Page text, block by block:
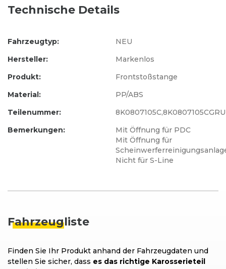
Technische Details
Hersteller:
Markenlos
Produkt:
Frontstoßstange
Fahrzeugtyp: NEU
Material:
PP/ABS
Teilenummer:
8K0807105C,8K0807105CGRU
Bemerkungen:
Mit Öffnung für PDC
Mit Öffnung für
Nicht für S-Line
Fahrzeugliste
Finden Sie Ihr Produkt anhand der Fahrzeugdaten und
stellen Sie sicher, dass es das richtige Karosserieteil